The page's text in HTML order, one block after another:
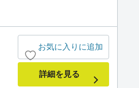
お気に入りに追加
詳細を見る